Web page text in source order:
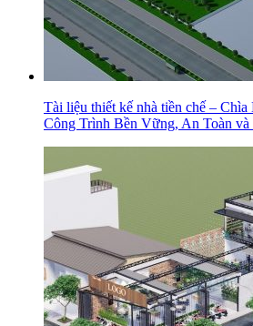
Tài liệu thiết kế nhà tiền chế –
Công Trình Bền Vững, An Toàn và